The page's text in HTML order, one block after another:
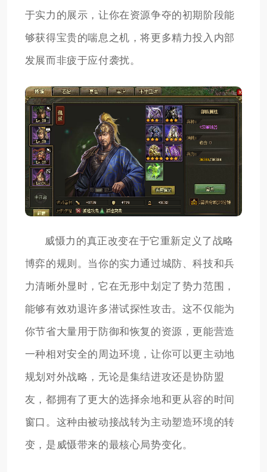
于实力的展示，让你在资源争夺的初期阶段能
够获得宝贵的喘息之机，将更多精力投入内部
发展而非疲于应付袭扰。
威慑力的真正改变在于它重新定义了战略
博弈的规则。当你的实力通过城防、科技和兵
力清晰外显时，它在无形中划定了势力范围，
能够有效劝退许多潜试探性攻击。这不仅能为
你节省大量用于防御和恢复的资源，更能营造
一种相对安全的周边环境，让你可以更主动地
规划对外战略，无论是集结进攻还是协防盟
友，都拥有了更大的选择余地和更从容的时间
窗口。这种由被动接战转为主动塑造环境的转
变，是威慑带来的最核心局势变化。